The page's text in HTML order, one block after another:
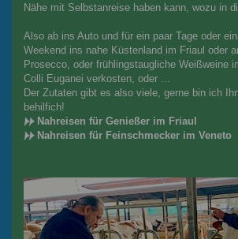
Nähe mit Selbstanreise haben kann, wozu in
Also ab ins Auto und für ein paar Tage oder
Weekend ins nahe Küstenland im Friaul oder
Prosecco, oder frühlingstaugliche Weißweine
Colli Euganei verkosten, oder ...
Der Zutaten gibt es also viele, gerne bin ich
behilfich!
Nahreisen für Genießer im Friaul
Nahreisen für Feinschmecker im Veneto